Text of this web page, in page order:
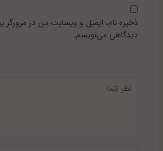
ذخیره نام، ایمیل و وبسایت من در مرورگر
دیدگاهی می‌نویسم.